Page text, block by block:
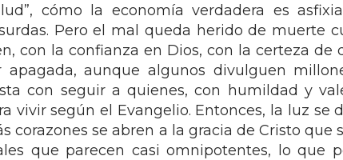
cómo la economía verdadera es
Pero el mal queda herido de muerte
con la confianza en Dios, con la certeza de
apagada, aunque algunos divulguen
con seguir a quienes, con humildad y
vivir según el Evangelio. Entonces, la luz se
corazones se abren a la gracia de Cristo que
que parecen casi omnipotentes, lo que